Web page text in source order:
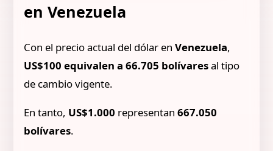
en Venezuela
Con el precio actual del dólar enVenezuela,
US$100 equivalen a 66.705 bolívaresal tipo
de cambio vigente.
En tanto, US$1.000 representan667.050
bolívares.